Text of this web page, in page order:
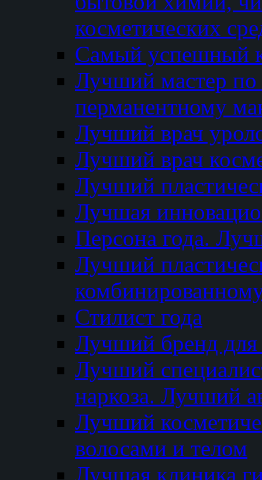
косметических
Самый успешный
Лучший мастер по
перманентному
Лучший врач
Лучший врач
Лучший
Лучшая
Персона года.
Лучший
Стилист года
Лучший бренд
Лучший
наркоза. Лучший
Лучший
волосами и телом
Лучшая клиника